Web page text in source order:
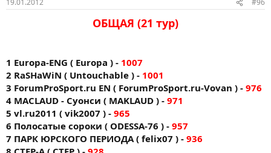
19.01.2012 #96
ОБЩАЯ (21 тур)
1 Europa-ENG ( Europa ) - 1007
2 RaSHaWiN ( Untouchable ) - 1001
3 ForumProSport.ru EN ( ForumProSport.ru-Vovan ) - 976
4 MACLAUD - Суонси ( MAKLAUD ) - 971
5 vl.ru2011 ( vik2007 ) - 965
6 Полосатые сороки ( ODESSA-76 ) - 957
7 ПАРК ЮРСКОГО ПЕРИОДА ( felix07 ) - 936